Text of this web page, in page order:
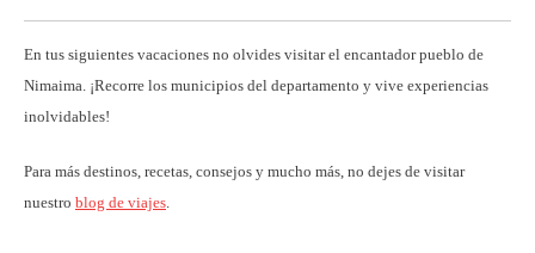
En tus siguientes vacaciones no olvides visitar el encantador pueblo de
Nimaima. ¡Recorre los municipios del departamento y vive experiencias
inolvidables!
Para más destinos, recetas, consejos y mucho más, no dejes de visitar
nuestro blog de viajes.